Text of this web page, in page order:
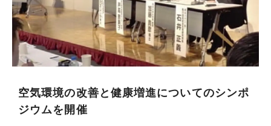
空気環境の改善と健康増進についてのシンポ
ジウムを開催